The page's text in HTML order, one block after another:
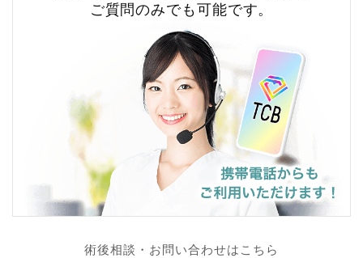
ご質問のみでも可能です。
術後相談・お問い合わせはこちら